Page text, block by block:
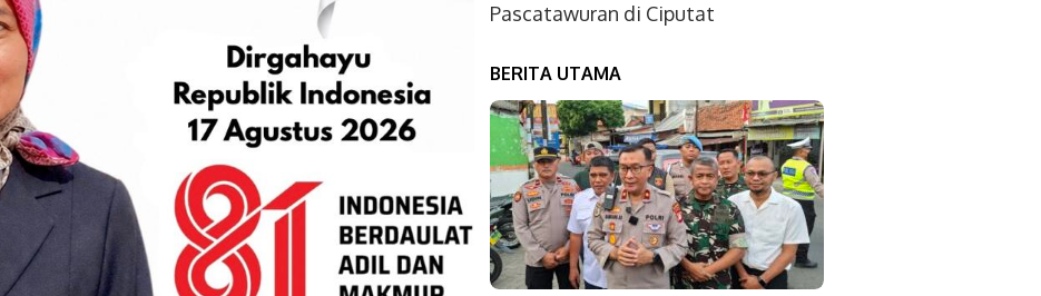
Pascatawuran di Ciputat
BERITA UTAMA